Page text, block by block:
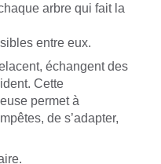
arbre qui fait la
entre eux.
échangent des
Cette
permet à
de s’adapter,